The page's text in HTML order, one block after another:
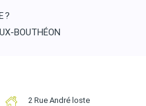
?
BOUTHÉON
2 Rue André loste